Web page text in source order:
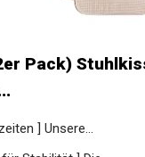
Pack)
] Unsere...